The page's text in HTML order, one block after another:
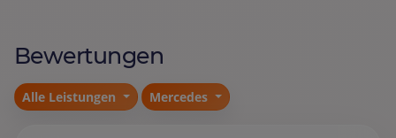
Bewertungen
Alle Leistungen Mercedes